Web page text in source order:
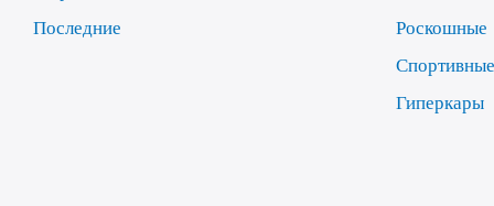
Последние
Роскошные
Спортивные
Гиперкары